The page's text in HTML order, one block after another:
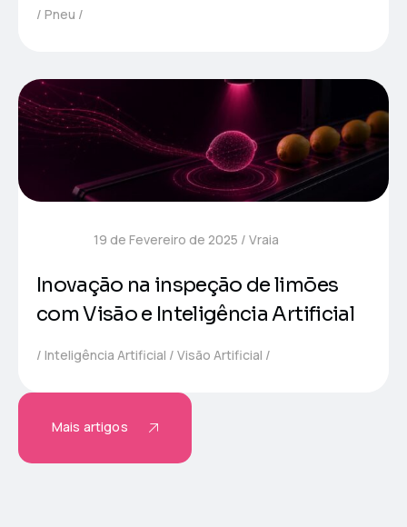
Pneu
19 de Fevereiro de 2025 Vraia
Inovação na inspeção de limões
com Visão e Inteligência Artificial
Inteligência Artificial Visão Artificial
Mais artigos